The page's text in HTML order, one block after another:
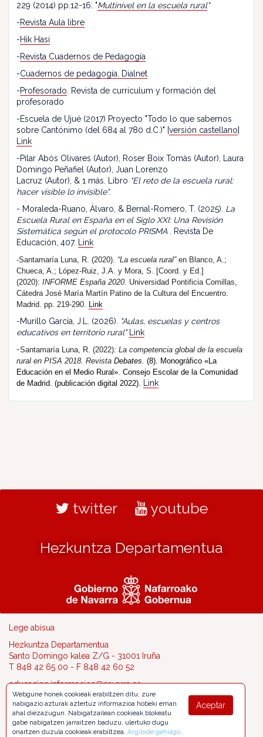
229 (2014) pp.12-16: "Multinivel en la escuela rural"
-Revista Aula libre
-Hik Hasi
-Revista Cuadernos de Pedagogía
-Cuadernos de pedagogía. Dialnet
-Profesorado . Revista de curriculum y formación del
profesorado
-Escuela de Ujué (2017) Proyecto "Todo lo que sabemos
sobre Cantónimo (del 684 al 780 d.C.)" [versión castellano]
Link
-Pilar Abós Olivares (Autor), Roser Boix Tomàs (Autor), Laura
Domingo Peñafiel (Autor), Juan Lorenzo
Lacruz (Autor), & 1 más. Libro "El reto de la escuela rural:
hacer visible lo invisible".
- Moraleda-Ruano, Álvaro, & Bernal-Romero, T. (2025). La
Escuela Rural en España en el Siglo XXI: Una Revisión
Sistemática según el protocolo PRISMA . Revista De
Educación, 407.
Link
-Santamaría Luna, R. (2020). “La escuela rural”en Blanco, A.;
Chueca, A.; López-Ruiz, J.A. y Mora, S. [Coord. y Ed.]
(2020): INFORME España 2020. Universidad Pontificia Comillas,
Cátedra José María Martín Patino de la Cultura del Encuentro.
Madrid. pp. 219-290. Link
-Murillo García, J.L. (2026).
"Aulas, escuelas y centros
educativos en territorio rural"
Link
-Santamaría Luna, R. (2022): La competencia global de la escuela
rural en PISA 2018. Revista Debates. (8). Monográfico «La
Educación en el Medio Rural». Consejo Escolar de la Comunidad
de Madrid. (publicación digital 2022).
Link
twitter youtube
Hezkuntza Departamentua
Lege abisua
Hezkuntza Departamentua
Santo Domingo kalea Z/G - 31001 Iruña
T 848 42 65 00 - F 848 42 60 52
educacion.informacion@navarra.es
Aceptar
Webgune honek cookieak erabiltzen ditu, zure
nabigazio azturak aztertuz informazioa hobeki eman
ahal diezazugun. Nabigatzailean cookieak blokeatu
gabe nabigatzen jarraitzen baduzu, ulertuko dugu
onartzen duzula cookieak erabiltzea. Argibide gehiago.